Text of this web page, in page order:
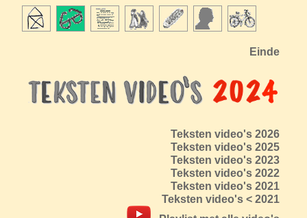
Einde
Teksten video's 2026
Teksten video's 2025
Teksten video's 2023
Teksten video's 2022
Teksten video's 2021
Teksten video's < 2021